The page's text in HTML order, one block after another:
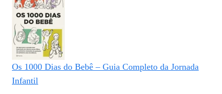
Os 1000 Dias do Bebê – Guia Completo da Jornada
Infantil